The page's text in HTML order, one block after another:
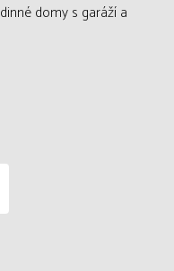
domy s garáží a